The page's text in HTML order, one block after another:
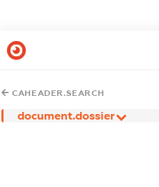
CAHEADER.SEARCH
document.dossier